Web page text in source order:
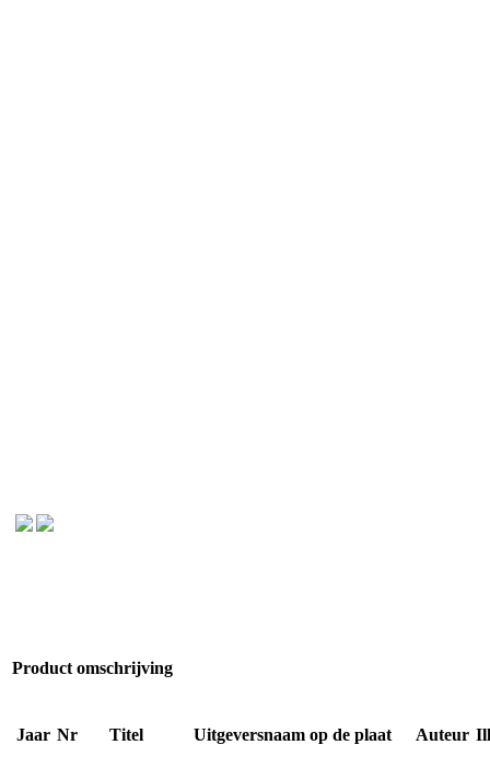
Product omschrijving
Jaar Nr Titel Uitgeversnaam op de plaat Auteur